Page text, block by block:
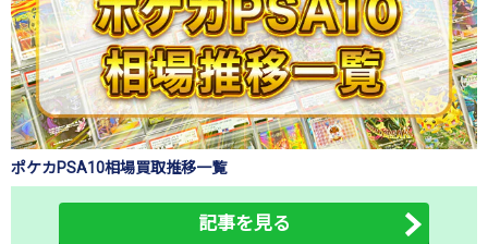
ポケカPSA10相場買取推移一覧
記事を見る